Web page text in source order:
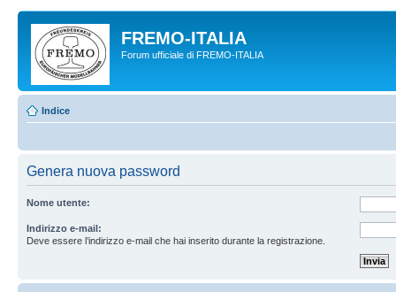
FREMO-ITALIA
Forum ufficiale di FREMO-ITALIA
Indice
Genera nuova password
Nome utente:
Indirizzo e-mail:
Deve essere l’indirizzo e-mail che hai inserito durante la registrazione.